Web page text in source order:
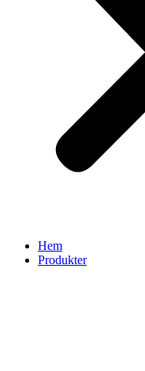
Hem
Produkter